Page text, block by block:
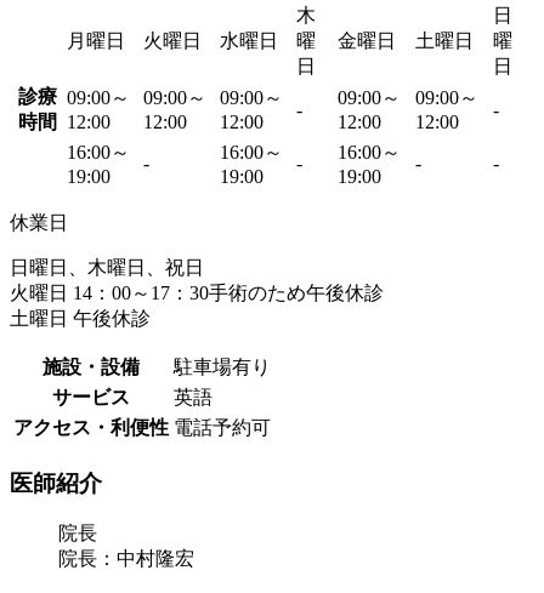
月曜日 火曜日 水曜日
木
曜
日
金曜日 土曜日
日
曜
日
診療
時間
09:00～
12:00
09:00～
12:00
09:00～
12:00
-
09:00～
12:00
09:00～
12:00
-
16:00～
19:00
-
16:00～
19:00
-
16:00～
19:00
- -
休業日
日曜日、木曜日、祝日
火曜日 14：00～17：30手術のため午後休診
土曜日 午後休診
施設・設備
駐車場有り
サービス
英語
アクセス・利便性 電話予約可
医師紹介
院長
院長：中村隆宏